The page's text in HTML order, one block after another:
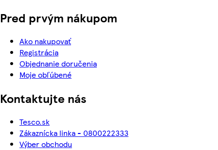
Pred prvým nákupom
Ako nakupovať
Registrácia
Objednanie doručenia
Moje obľúbené
Kontaktujte nás
Tesco.sk
Zákaznícka linka - 0800222333
Výber obchodu